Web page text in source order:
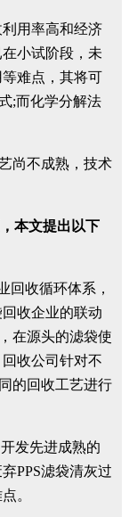
用率高和经济
小试阶段，未
难点，其将可
;而化学分解法
尚不成熟，技术
本文提出以下
回收循环体系，
收企业的联动
在源头的滤袋使
收公司针对不
的回收工艺进行
发先进成熟的
PPS滤袋清灰过
。